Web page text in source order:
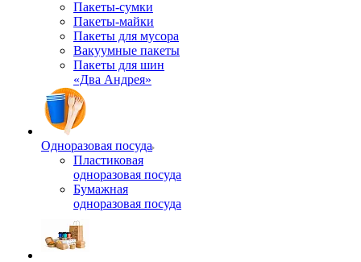
Пакеты-сумки
Пакеты-майки
Пакеты для мусора
Вакуумные пакеты
Пакеты для шин
«Два Андрея»
Одноразовая посуда
Пластиковая
одноразовая посуда
Бумажная
одноразовая посуда